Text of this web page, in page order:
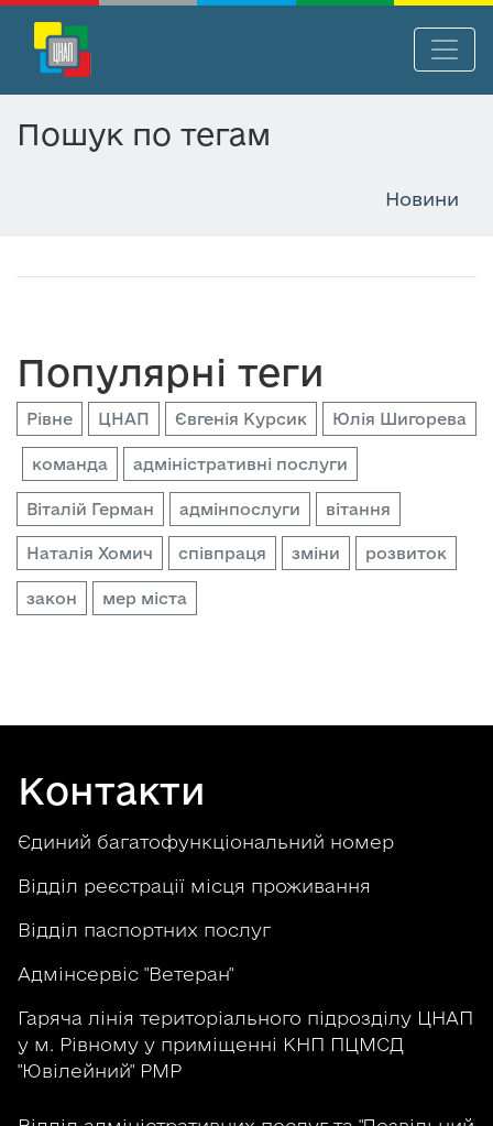
в
н
о
г
о
в
м
і
с
Новини
Пошук по тегам
Популярні теги
Рівне ЦНАП Євгенія Курсик Юлія Шигорева
команда адміністративні послуги
Віталій Герман адмінпослуги вітання
Наталія Хомич співпраця зміни розвиток
закон мер міста
Контакти
Єдиний багатофункціональний номер
Відділ реєстрації місця проживання
Відділ паспортних послуг
Адмінсервіс "Ветеран"
Гаряча лінія територіального підрозділу ЦНАП
у м. Рівному у приміщенні КНП ПЦМСД
"Ювілейний" РМР